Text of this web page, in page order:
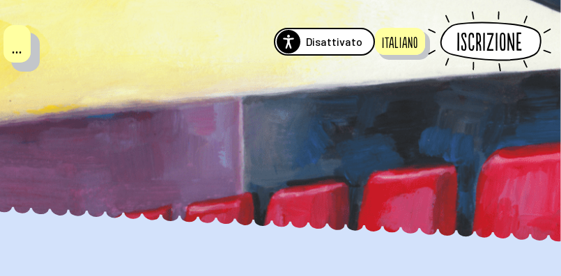
Disattivato Italiano Iscrizione
...